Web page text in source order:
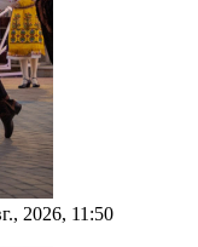
2026, 11:50